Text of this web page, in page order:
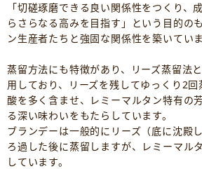
「切磋琢磨できる良い関係性をつくり、
らさらなる高みを目指す」という目的の
ン生産者たちと強固な関係性を築いていま
蒸留方法にも特徴があり、リーズ蒸留法
用しており、リーズを残してゆっくり2回
酸を多く含ませ、レミーマルタン特有の
る深い味わいをもたらしています。
ブランデーは一般的にリーズ（底に沈殿
ろ過した後に蒸留しますが、レミーマル
しています。